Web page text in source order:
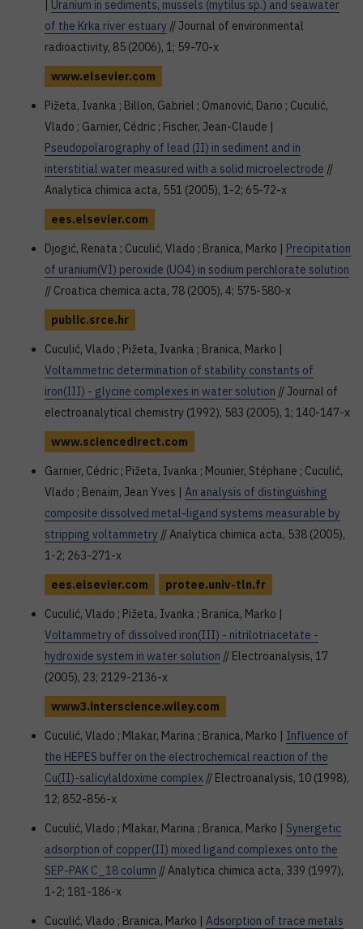
| Uranium in sediments, mussels (mytilus sp.) and seawater
of the Krka river estuary // Journal of environmental
radioactivity, 85 (2006), 1; 59-70-x
www.elsevier.com
Pižeta, Ivanka ; Billon, Gabriel ; Omanović, Dario ; Cuculić,
Vlado ; Garnier, Cédric ; Fischer, Jean-Claude |
Pseudopolarography of lead (II) in sediment and in
interstitial water measured with a solid microelectrode //
Analytica chimica acta, 551 (2005), 1-2; 65-72-x
ees.elsevier.com
Djogić, Renata ; Cuculić, Vlado ; Branica, Marko | Precipitation
of uranium(VI) peroxide (UO4) in sodium perchlorate solution
// Croatica chemica acta, 78 (2005), 4; 575-580-x
public.srce.hr
Cuculić, Vlado ; Pižeta, Ivanka ; Branica, Marko |
Voltammetric determination of stability constants of
iron(III) - glycine complexes in water solution // Journal of
electroanalytical chemistry (1992), 583 (2005), 1; 140-147-x
www.sciencedirect.com
Garnier, Cédric ; Pižeta, Ivanka ; Mounier, Stéphane ; Cuculić,
Vlado ; Benaim, Jean Yves | An analysis of distinguishing
composite dissolved metal-ligand systems measurable by
stripping voltammetry // Analytica chimica acta, 538 (2005),
1-2; 263-271-x
ees.elsevier.com
protee.univ-tln.fr
Cuculić, Vlado ; Pižeta, Ivanka ; Branica, Marko |
Voltammetry of dissolved iron(III) - nitrilotriacetate -
hydroxide system in water solution // Electroanalysis, 17
(2005), 23; 2129-2136-x
www3.interscience.wiley.com
Cuculić, Vlado ; Mlakar, Marina ; Branica, Marko | Influence of
the HEPES buffer on the electrochemical reaction of the
Cu(II)-salicylaldoxime complex // Electroanalysis, 10 (1998),
12; 852-856-x
Cuculić, Vlado ; Mlakar, Marina ; Branica, Marko | Synergetic
adsorption of copper(II) mixed ligand complexes onto the
SEP-PAK C_18 column // Analytica chimica acta, 339 (1997),
1-2; 181-186-x
Cuculić, Vlado ; Branica, Marko | Adsorption of trace metals